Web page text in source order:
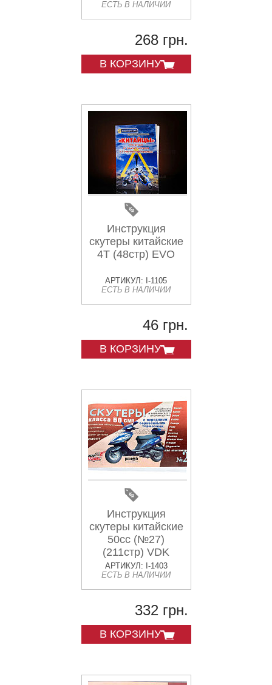
ЕСТЬ В НАЛИЧИИ
268 грн.
В КОРЗИНУ
Инструкция
скутеры китайские
4T (48стр) EVO
АРТИКУЛ: I-1105
ЕСТЬ В НАЛИЧИИ
46 грн.
В КОРЗИНУ
Инструкция
скутеры китайские
50cc (№27)
(211стр) VDK
АРТИКУЛ: I-1403
ЕСТЬ В НАЛИЧИИ
332 грн.
В КОРЗИНУ